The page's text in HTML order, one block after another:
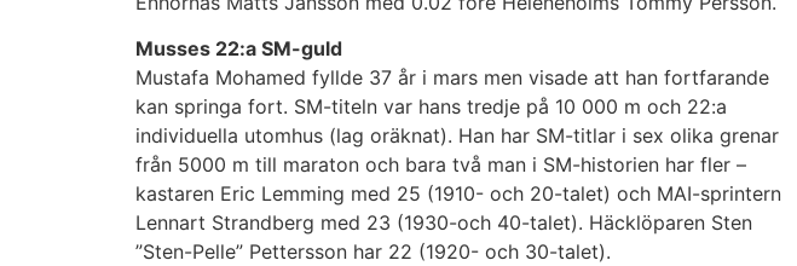
Musses 22:a SM-guld
Mustafa Mohamed fyllde 37 år i mars men visade att han fortfarande
kan springa fort. SM-titeln var hans tredje på 10 000 m och 22:a
individuella utomhus (lag oräknat). Han har SM-titlar i sex olika grenar
från 5000 m till maraton och bara två man i SM-historien har fler –
kastaren Eric Lemming med 25 (1910- och 20-talet) och MAI-sprintern
Lennart Strandberg med 23 (1930-och 40-talet). Häcklöparen Sten
”Sten-Pelle” Pettersson har 22 (1920- och 30-talet).